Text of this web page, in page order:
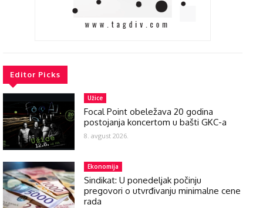
Editor Picks
Užice
Focal Point obeležava 20 godina
postojanja koncertom u bašti GKC-a
8. avgust 2026.
Ekonomija
Sindikat: U ponedeljak počinju
pregovori o utvrđivanju minimalne cene
rada